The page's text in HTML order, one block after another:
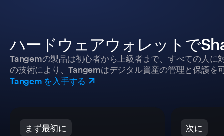
ハードウェアウォレットで
Tangemの製品は初心者から上級者まで、すべての人に
の技術により、Tangemはデジタル資産の管理と保護を
Tangem を入手する
まず最初に 次に